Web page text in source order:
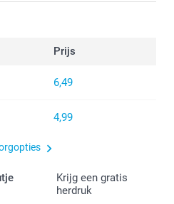
Prijs
6,49
4,99
Krijg een gratis
herdruk